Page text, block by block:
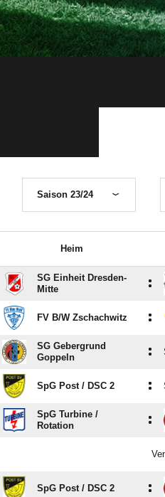
Saison 23/24
Heim
SG Einheit Dresden-
Mitte
:
FV B/​W Zschachwitz :
SG Gebergrund
Goppeln
:
SpG Post /​ DSC 2 :
SpG Turbine /​
Rotation
:
SpG Post /​ DSC 2 :